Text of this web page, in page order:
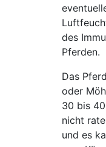
des
Pferden.
Das
oder
30 bis
nicht
und es